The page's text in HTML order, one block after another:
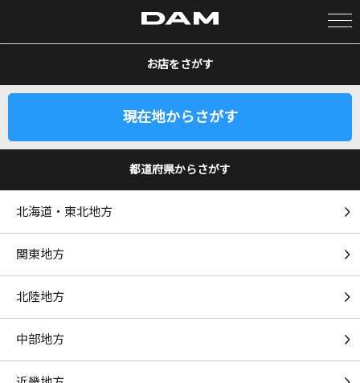
カラオケ検索
カラオケ店舗検索
全国りれき
リアルタイムで歌われている曲の一覧
[生音]ヒッチコック
ヨルシカ
聖槍爆裂ボーイ
お店をさがす
現在地からさがす
都道府県からさがす
北海道・東北地方
関東地方
北陸地方
中部地方